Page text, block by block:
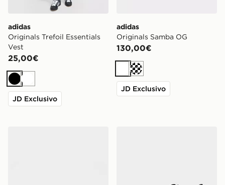
adidas
Originals Trefoil Essentials
Vest
25,00€
NeroBianco
JD Exclusivo
adidas
Originals Samba OG
130,00€
BiancoCrema
JD Exclusivo